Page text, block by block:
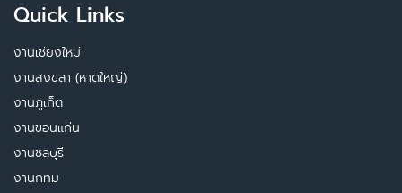
Quick Links
งานเชียงใหม่
งานสงขลา (หาดใหญ่)
งานภูเก็ต
งานขอนแก่น
งานชลบุรี
งานกทม